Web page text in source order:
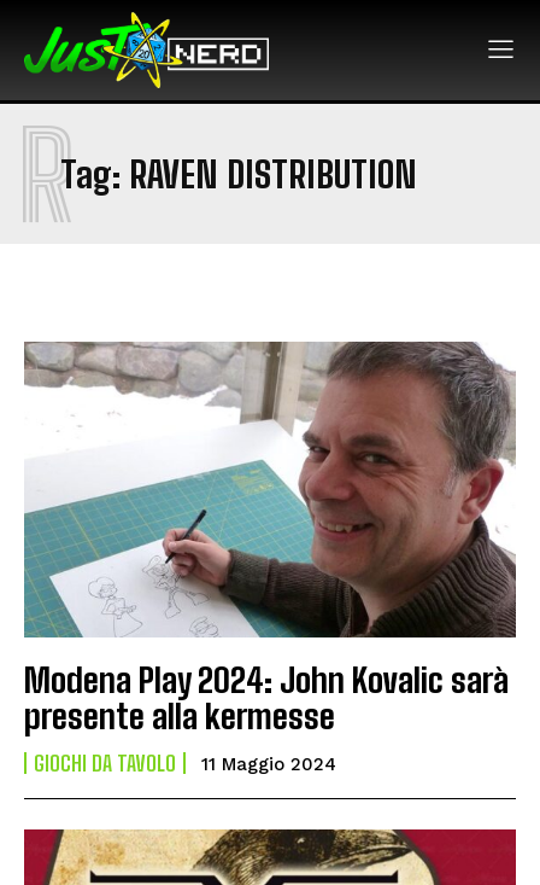
Tag: RAVEN DISTRIBUTION
R
Modena Play 2024: John Kovalic sarà
presente alla kermesse
GIOCHI DA TAVOLO 11 Maggio 2024